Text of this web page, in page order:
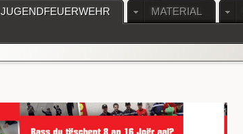
JUGENDFEUERWEHR MATERIAL